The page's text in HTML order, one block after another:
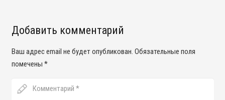
Добавить комментарий
Ваш адрес email не будет опубликован. Обязательные поля
помечены *